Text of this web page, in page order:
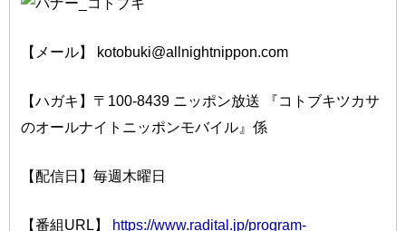
【メール】 kotobuki@allnightnippon.com
【ハガキ】〒100-8439 ニッポン放送 『コトブキツカサ
のオールナイトニッポンモバイル』係
【配信日】毎週木曜日
【番組URL】 https://www.radital.jp/program-